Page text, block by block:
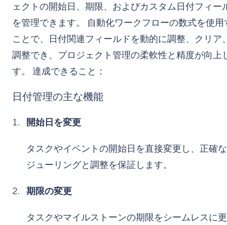
ェクトの開始日、期限、およびカスタム日付フィー
を管理できます。 自動化ワークフローの数式を使用
ことで、日付関連フィールドを動的に調整、クリア
調整でき、プロジェクト管理の柔軟性と精度が向上
す。 達成できること：
日付管理の主な機能
開始日を変更
タスクやイベントの開始日を直接変更し、正確
ジューリングと調整を保証します。
期限の変更
タスクやマイルストーンの期限をシームレスに